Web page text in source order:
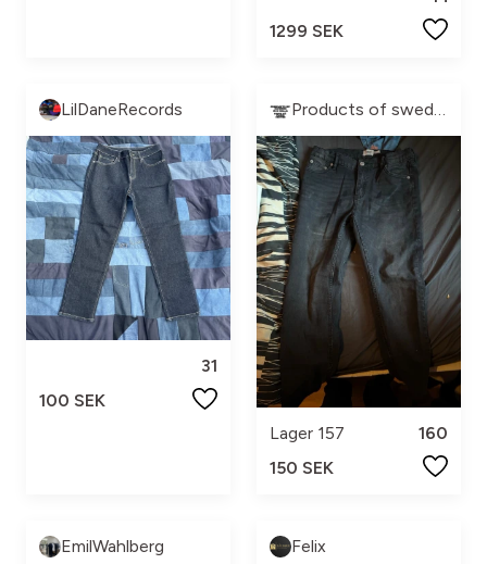
1299 SEK
LilDaneRecords
31
100 SEK
Lager 157
160
150 SEK
EmilWahlberg Felix